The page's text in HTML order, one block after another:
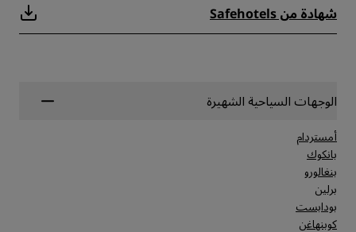
شهادة من Safehotels
الوجهات السياحية الشهيرة
أمستردام
بانكوك
بنغالورو
برلين
بودابست
كوبنهاغن